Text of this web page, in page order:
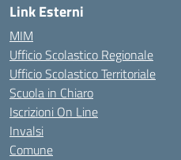
Link Esterni
MIM
Ufficio Scolastico Regionale
Ufficio Scolastico Territoriale
Scuola in Chiaro
Iscrizioni On Line
Invalsi
Comune